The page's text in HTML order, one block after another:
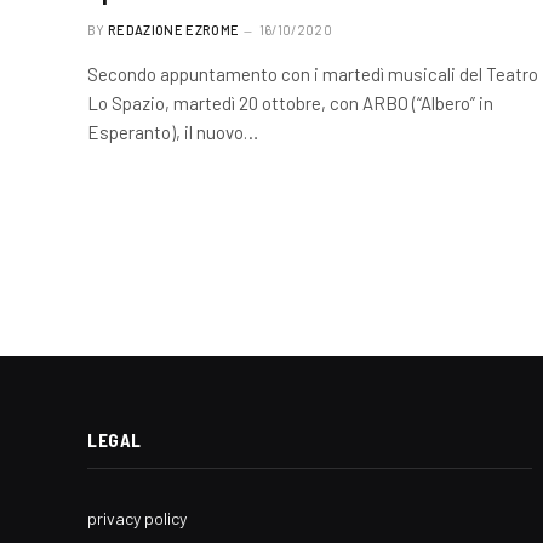
BY REDAZIONE EZROME 16/10/2020
Secondo appuntamento con i martedì musicali del Teatro
Lo Spazio, martedì 20 ottobre, con ARBO (“Albero” in
Esperanto), il nuovo…
LEGAL
privacy policy